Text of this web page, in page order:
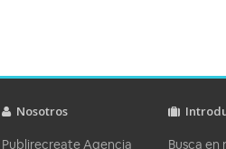
Nosotros
Publirecreate Agencia
Busca en